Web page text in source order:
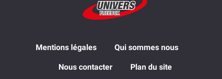
Mentions légales Qui sommes nous
Nous contacter Plan du site